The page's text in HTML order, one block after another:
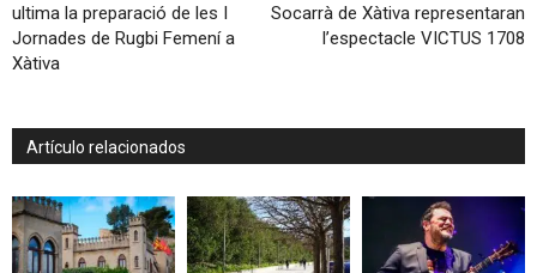
ultima la preparació de les I
Jornades de Rugbi Femení a
Xàtiva
Socarrà de Xàtiva representaran
l’espectacle VICTUS 1708
Artículo relacionados